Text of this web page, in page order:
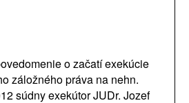
o začatí exekúcie
záložného práva na nehn.
súdny exekútor JUDr. Jozef